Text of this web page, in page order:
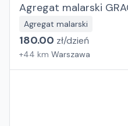
Agregat malarski
Agregat malarski
180.00 zł/dzień
+44 km Warszawa